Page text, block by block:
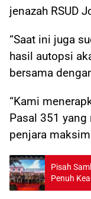
jenazah RSUD
“Saat ini juga
hasil autopsi
bersama
“Kami
Pasal 351
penjara
Pisah
Penuh